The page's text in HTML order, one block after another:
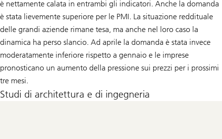
è nettamente calata in entrambi gli indicatori. Anche la domanda
è stata lievemente superiore per le PMI. La situazione reddituale
delle grandi aziende rimane tesa, ma anche nel loro caso la
dinamica ha perso slancio. Ad aprile la domanda è stata invece
moderatamente inferiore rispetto a gennaio e le imprese
pronosticano un aumento della pressione sui prezzi per i prossimi
tre mesi.
Studi di architettura e di ingegneria